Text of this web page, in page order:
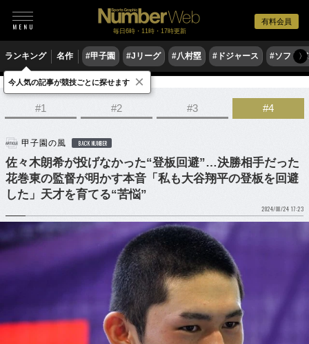
有料会員
毎日6時・11時・17時更新
ランキング 名作 #甲子園 #Jリーグ #八村塁 #ドジャース #ソフト〉
野球 高校野球 ドラフト会議
#1 #2 #3 #4
甲子園の風 BACK NUMBER
佐々木朗希が投げなかった“登板回避”…決勝相手だった
花巻東の監督が明かす本音「私も大谷翔平の登板を回避
した」天才を育てる“苦悩”
2024/08/24 17:23
今人気の記事が競技ごとに探せます ×